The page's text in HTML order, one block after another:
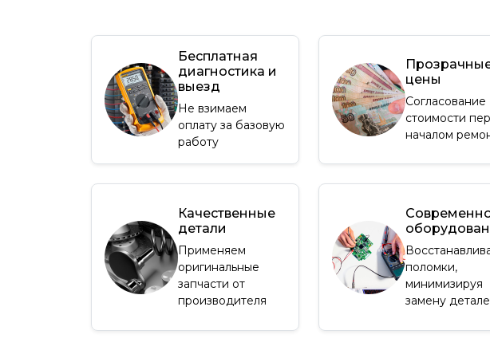
Бесплатная
диагностика и
выезд
Не взимаем
оплату за базовую
работу
цены
Согласование
стоимости
началом
Качественные
детали
Применяем
оригинальные
запчасти от
производителя
поломки,
минимизируя
замену